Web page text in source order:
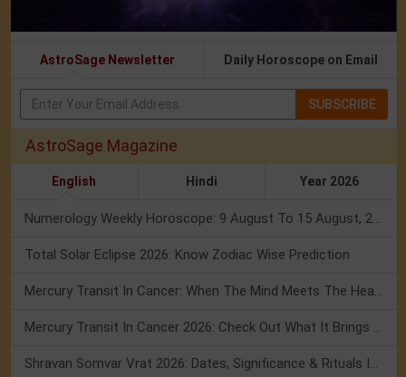
AstroSage Newsletter Daily Horoscope on Email
SUBSCRIBE
AstroSage Magazine
English Hindi Year 2026
Total Solar Eclipse 2026: Know Zodiac Wise Prediction